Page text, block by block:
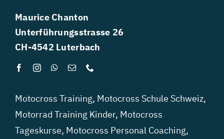
Maurice Chanton
Unterführungsstrasse 26
CH-4542 Luterbach
Motocross Training, Motocross Schule Schweiz,
Motorrad Training Kinder, Motocross
Tageskurse, Motocross Personal Coaching,